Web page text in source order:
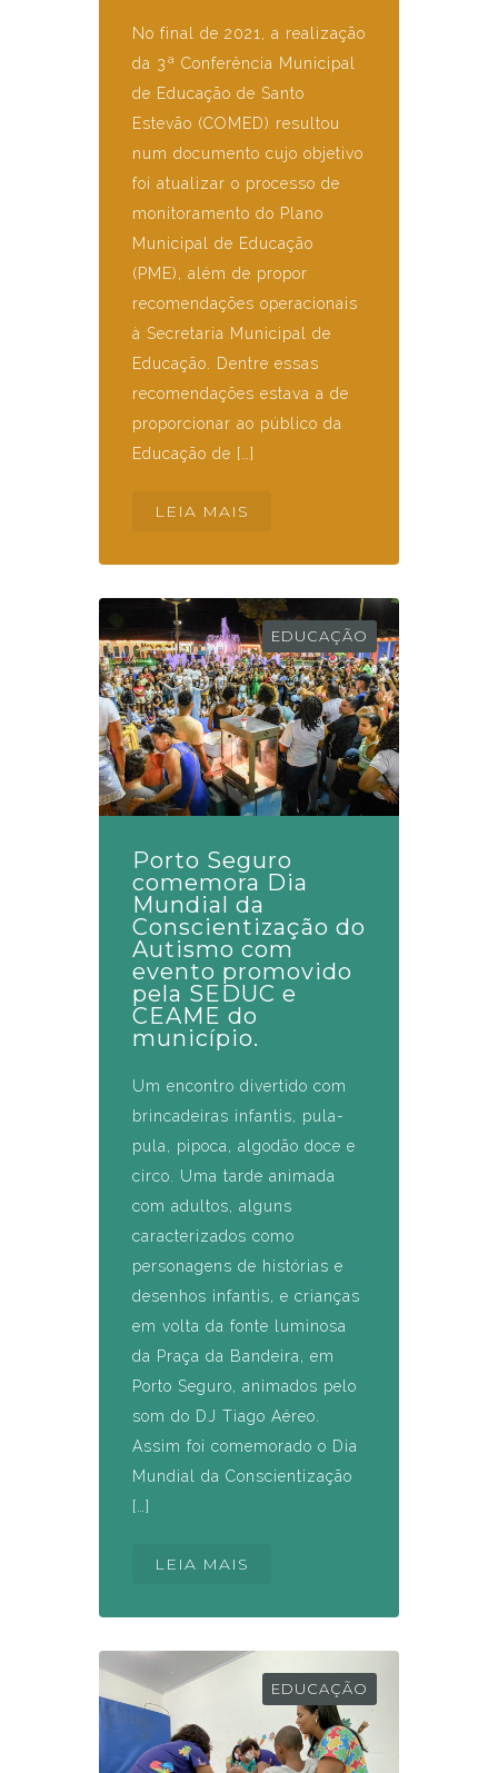
No final de 2021, a realização
da 3ª Conferência Municipal
de Educação de Santo
Estevão (COMED) resultou
num documento cujo objetivo
foi atualizar o processo de
monitoramento do Plano
Municipal de Educação
(PME), além de propor
recomendações operacionais
à Secretaria Municipal de
Educação. Dentre essas
recomendações estava a de
proporcionar ao público da
Educação de […]
LEIA MAIS
EDUCAÇÃO
Porto Seguro
comemora Dia
Mundial da
Conscientização do
Autismo com
evento promovido
pela SEDUC e
CEAME do
município.
Um encontro divertido com
brincadeiras infantis, pula-
pula, pipoca, algodão doce e
circo. Uma tarde animada
com adultos, alguns
caracterizados como
personagens de histórias e
desenhos infantis, e crianças
em volta da fonte luminosa
da Praça da Bandeira, em
Porto Seguro, animados pelo
som do DJ Tiago Aéreo.
Assim foi comemorado o Dia
Mundial da Conscientização
[…]
LEIA MAIS
EDUCAÇÃO